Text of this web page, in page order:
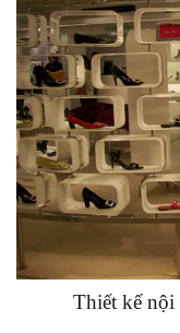
Thiết kế nội